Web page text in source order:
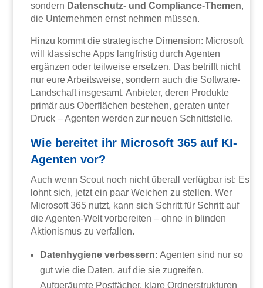
sondern Datenschutz- und Compliance-Themen,
die Unternehmen ernst nehmen müssen.
Hinzu kommt die strategische Dimension: Microsoft
will klassische Apps langfristig durch Agenten
ergänzen oder teilweise ersetzen. Das betrifft nicht
nur eure Arbeitsweise, sondern auch die Software-
Landschaft insgesamt. Anbieter, deren Produkte
primär aus Oberflächen bestehen, geraten unter
Druck – Agenten werden zur neuen Schnittstelle.
Wie bereitet ihr Microsoft 365 auf KI-
Agenten vor?
Auch wenn Scout noch nicht überall verfügbar ist: Es
lohnt sich, jetzt ein paar Weichen zu stellen. Wer
Microsoft 365 nutzt, kann sich Schritt für Schritt auf
die Agenten-Welt vorbereiten – ohne in blinden
Aktionismus zu verfallen.
Datenhygiene verbessern: Agenten sind nur so
gut wie die Daten, auf die sie zugreifen.
Aufgeräumte Postfächer, klare Ordnerstrukturen